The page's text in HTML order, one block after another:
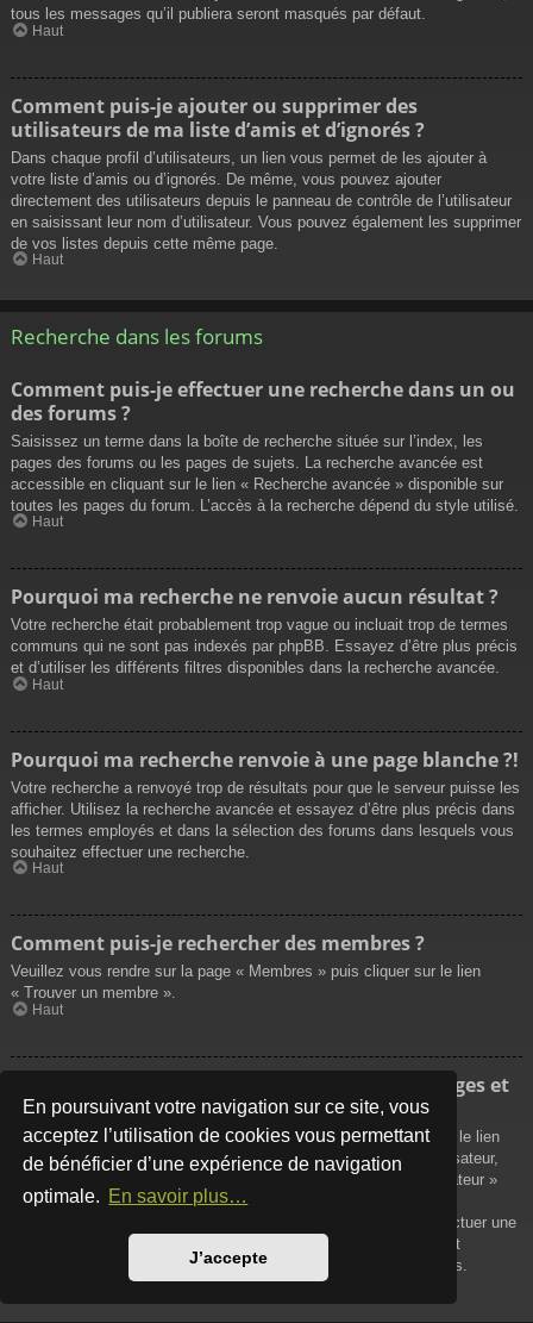
En poursuivant votre navigation sur ce site, vous
acceptez l’utilisation de cookies vous permettant
de bénéficier d’une expérience de navigation
optimale. En savoir plus…
J’accepte
tous les messages qu’il publiera seront masqués par défaut.
Haut
Comment puis-je ajouter ou supprimer des
utilisateurs de ma liste d’amis et d’ignorés ?
Dans chaque profil d’utilisateurs, un lien vous permet de les ajouter à
votre liste d’amis ou d’ignorés. De même, vous pouvez ajouter
directement des utilisateurs depuis le panneau de contrôle de l’utilisateur
en saisissant leur nom d’utilisateur. Vous pouvez également les supprimer
de vos listes depuis cette même page.
Haut
Recherche dans les forums
Comment puis-je effectuer une recherche dans un ou
des forums ?
Saisissez un terme dans la boîte de recherche située sur l’index, les
pages des forums ou les pages de sujets. La recherche avancée est
accessible en cliquant sur le lien « Recherche avancée » disponible sur
toutes les pages du forum. L’accès à la recherche dépend du style utilisé.
Haut
Pourquoi ma recherche ne renvoie aucun résultat ?
Votre recherche était probablement trop vague ou incluait trop de termes
communs qui ne sont pas indexés par phpBB. Essayez d’être plus précis
et d’utiliser les différents filtres disponibles dans la recherche avancée.
Haut
Pourquoi ma recherche renvoie à une page blanche ?!
Votre recherche a renvoyé trop de résultats pour que le serveur puisse les
afficher. Utilisez la recherche avancée et essayez d’être plus précis dans
les termes employés et dans la sélection des forums dans lesquels vous
souhaitez effectuer une recherche.
Haut
Comment puis-je rechercher des membres ?
Veuillez vous rendre sur la page « Membres » puis cliquer sur le lien
« Trouver un membre ».
Haut
Comment puis-je retrouver mes propres messages et
sujets ?
Vos propres messages peuvent être affichés soit en cliquant sur le lien
« Afficher vos messages » dans le panneau de contrôle de l’utilisateur,
soit en cliquant sur le lien « Rechercher les messages de l’utilisateur »
sur la page de votre propre profil ou soit en cliquant sur le menu
« Raccourcis » situé sur la partie supérieure du forum. Pour effectuer une
recherche de vos propres sujets, utilisez la recherche avancée et
remplissez convenablement les options qui vous sont disponibles.